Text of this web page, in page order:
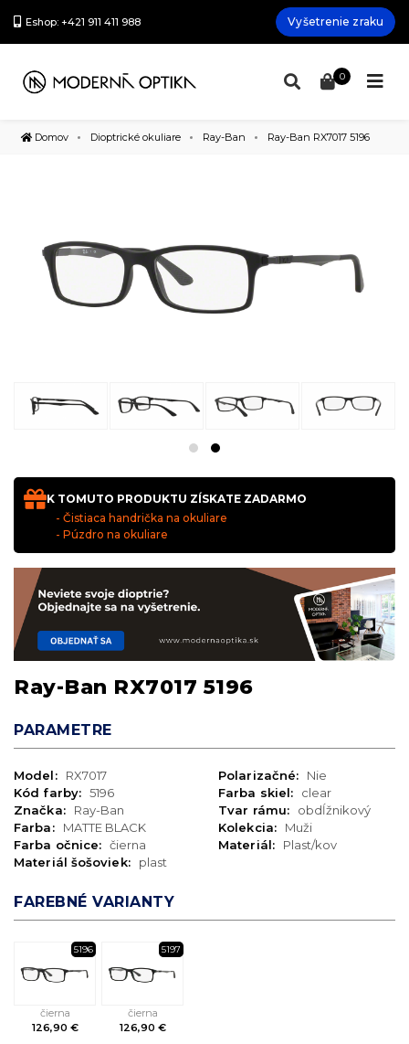
Eshop: +421 911 411 988 Vyšetrenie zraku
0
Domov Dioptrické okuliare Ray-Ban Ray-Ban RX7017 5196
K TOMUTO PRODUKTU ZÍSKATE ZADARMO
- Čistiaca handrička na okuliare
- Púzdro na okuliare
Ray-Ban RX7017 5196
PARAMETRE
Model:
RX7017
Kód farby: 5196
Značka:
Ray-Ban
Farba:
MATTE BLACK
Farba očnice: čierna
Materiál šošoviek:
plast
Polarizačné:
Nie
Farba skiel:
clear
Tvar rámu:
obdĺžnikový
Kolekcia:
Muži
Materiál:
Plast/kov
FAREBNÉ VARIANTY
5196
čierna
126,90 €
5197
čierna
126,90 €